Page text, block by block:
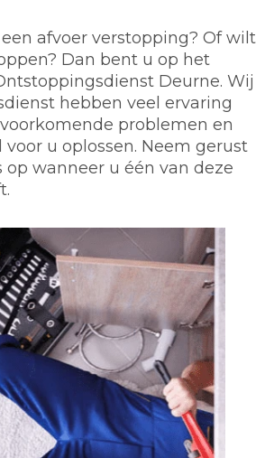
afvoer verstopping? Of wilt
Dan bent u op het
Deurne. Wij
hebben veel ervaring
problemen en
u oplossen. Neem gerust
wanneer u één van deze